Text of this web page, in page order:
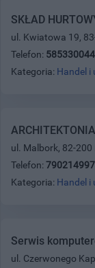
SKŁAD
ul. Kwiatowa 19,
Telefon: 585330044
Kategoria: Handel i
ul. Malbork, 82-200
Telefon: 790214997
Kategoria: Handel i
Serwis
ul. Czerwonego